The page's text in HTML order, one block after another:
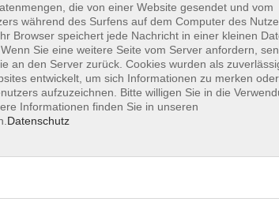
Bayern statt.
nachdem die Anmeldung über
die von einer Website gesendet und vom
während des Surfens auf dem Computer des
Browser speichert jede Nachricht in einer kleinen
Sie eine weitere Seite vom Server anfordern,
an den Server zurück. Cookies wurden als
entwickelt, um sich Informationen zu merken
aufzuzeichnen. Bitte willigen Sie in die
Informationen finden Sie in unseren
Datenschutz